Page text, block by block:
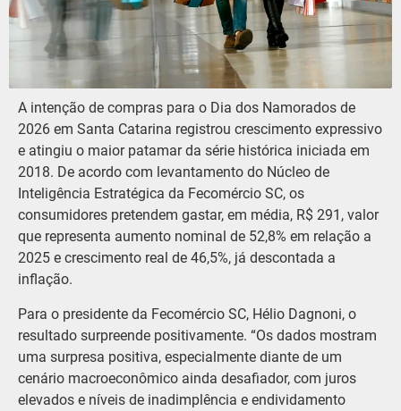
A intenção de compras para o Dia dos Namorados de
2026 em Santa Catarina registrou crescimento expressivo
e atingiu o maior patamar da série histórica iniciada em
2018. De acordo com levantamento do Núcleo de
Inteligência Estratégica da Fecomércio SC, os
consumidores pretendem gastar, em média, R$ 291, valor
que representa aumento nominal de 52,8% em relação a
2025 e crescimento real de 46,5%, já descontada a
inflação.
Para o presidente da Fecomércio SC, Hélio Dagnoni, o
resultado surpreende positivamente. “Os dados mostram
uma surpresa positiva, especialmente diante de um
cenário macroeconômico ainda desafiador, com juros
elevados e níveis de inadimplência e endividamento